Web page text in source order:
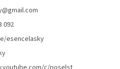
@gmail.com
092
esencelasky